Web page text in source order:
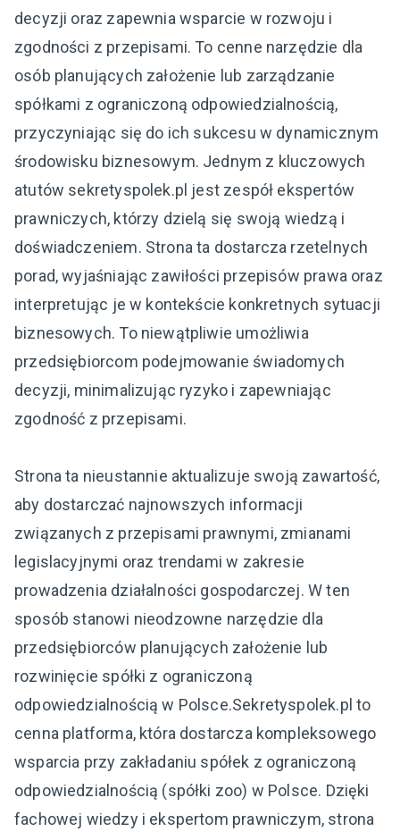
decyzji oraz zapewnia wsparcie w rozwoju i
zgodności z przepisami. To cenne narzędzie dla
osób planujących założenie lub zarządzanie
spółkami z ograniczoną odpowiedzialnością,
przyczyniając się do ich sukcesu w dynamicznym
środowisku biznesowym. Jednym z kluczowych
atutów sekretyspolek.pl jest zespół ekspertów
prawniczych, którzy dzielą się swoją wiedzą i
doświadczeniem. Strona ta dostarcza rzetelnych
porad, wyjaśniając zawiłości przepisów prawa oraz
interpretując je w kontekście konkretnych sytuacji
biznesowych. To niewątpliwie umożliwia
przedsiębiorcom podejmowanie świadomych
decyzji, minimalizując ryzyko i zapewniając
zgodność z przepisami.
Strona ta nieustannie aktualizuje swoją zawartość,
aby dostarczać najnowszych informacji
związanych z przepisami prawnymi, zmianami
legislacyjnymi oraz trendami w zakresie
prowadzenia działalności gospodarczej. W ten
sposób stanowi nieodzowne narzędzie dla
przedsiębiorców planujących założenie lub
rozwinięcie spółki z ograniczoną
odpowiedzialnością w Polsce.Sekretyspolek.pl to
cenna platforma, która dostarcza kompleksowego
wsparcia przy zakładaniu spółek z ograniczoną
odpowiedzialnością (spółki zoo) w Polsce. Dzięki
fachowej wiedzy i ekspertom prawniczym, strona